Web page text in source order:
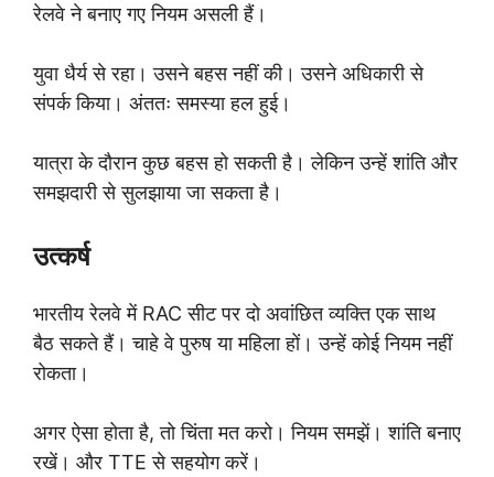
रेलवे ने बनाए गए नियम असली हैं।
युवा धैर्य से रहा। उसने बहस नहीं की। उसने अधिकारी से
संपर्क किया। अंततः समस्या हल हुई।
यात्रा के दौरान कुछ बहस हो सकती है। लेकिन उन्हें शांति और
समझदारी से सुलझाया जा सकता है।
उत्कर्ष
भारतीय रेलवे में RAC सीट पर दो अवांछित व्यक्ति एक साथ
बैठ सकते हैं। चाहे वे पुरुष या महिला हों। उन्हें कोई नियम नहीं
रोकता।
अगर ऐसा होता है, तो चिंता मत करो। नियम समझें। शांति बनाए
रखें। और TTE से सहयोग करें।